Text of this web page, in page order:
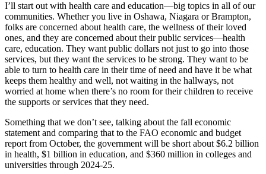
I’ll start out with health care and education—big topics in all of our
communities. Whether you live in Oshawa, Niagara or Brampton,
folks are concerned about health care, the wellness of their loved
ones, and they are concerned about their public services—health
care, education. They want public dollars not just to go into those
services, but they want the services to be strong. They want to be
able to turn to health care in their time of need and have it be what
keeps them healthy and well, not waiting in the hallways, not
worried at home when there’s no room for their children to receive
the supports or services that they need.
Something that we don’t see, talking about the fall economic
statement and comparing that to the FAO economic and budget
report from October, the government will be short about $6.2 billion
in health, $1 billion in education, and $360 million in colleges and
universities through 2024-25.